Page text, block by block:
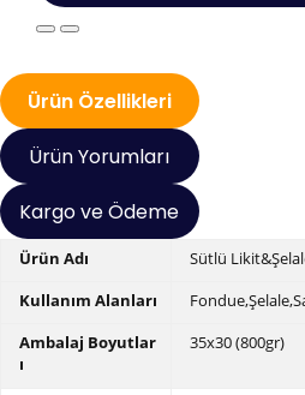
Ürün Özellikleri
Ürün Yorumları
Kargo ve Ödeme
Ürün Adı
Sütlü
Kullanım Alanları
Ambalaj Boyutlar
ı
35x30 (800gr)